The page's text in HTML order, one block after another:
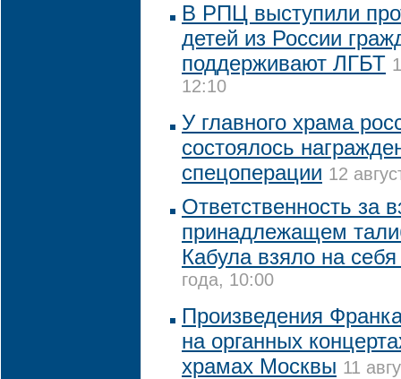
В РПЦ выступили
детей из России
поддерживают ЛГБТ
12:10
У главного храма
состоялось
спецоперации 12
Ответственность за
принадлежащем
Кабула взяло на
года, 10:00
Произведения
на органных
храмах Москвы 11